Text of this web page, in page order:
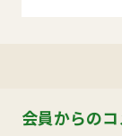
会員からの